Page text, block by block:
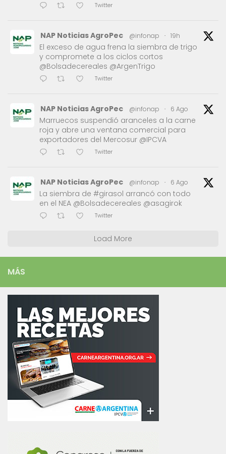
Twitter
NAP Noticias AgroPec @infonap · 19h
El exceso de agua frena la siembra de trigo
y compromete a los ciclos cortos
@Bolsadecereales @ArgenTrigo
Twitter
NAP Noticias AgroPec @infonap · 6 Ago
Marruecos suspendió aranceles a la carne
roja y abre una ventana comercial para
exportadores del Mercosur @IPCVA
Twitter
NAP Noticias AgroPec @infonap · 6 Ago
La siembra de #girasol arrancó con todo
en el NEA @Bolsadecereales @asagirok
Twitter
Load More
MÁS